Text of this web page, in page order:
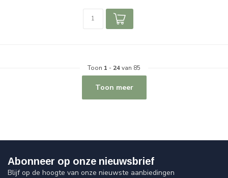
Toon 1 - 24van 85
Toon meer
Abonneer op onze nieuwsbrief
Blijf op de hoogte van onze nieuwste aanbiedingen